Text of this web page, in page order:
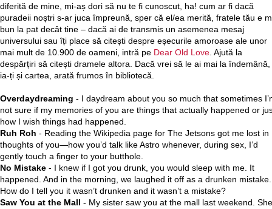
diferită de mine, mi-aș dori să nu te fi cunoscut, ha! cum ar fi dacă
puradeii noștri s-ar juca împreună, sper că el/ea merită, fratele tău e
bun la pat decât tine – dacă ai de transmis un asemenea mesaj
universului sau îți place să citești despre eșecurile amoroase ale unor
mai mult de 10.900 de oameni, intră pe Dear Old Love. Ajută la
despărțiri să citești dramele altora. Dacă vrei să le ai mai la îndemână,
ia-ți și cartea, arată frumos în bibliotecă.
Overdaydreaming - I daydream about you so much that sometimes
not sure if my memories of you are things that actually happened or
how I wish things had happened.
Ruh Roh - Reading the Wikipedia page for The Jetsons got me lost in
thoughts of you—how you’d talk like Astro whenever, during sex, I’d
gently touch a finger to your butthole.
No Mistake - I knew if I got you drunk, you would sleep with me. It
happened. And in the morning, we laughed it off as a drunken mistake.
How do I tell you it wasn’t drunken and it wasn’t a mistake?
Saw You at the Mall
- My sister saw you at the mall last weekend. She